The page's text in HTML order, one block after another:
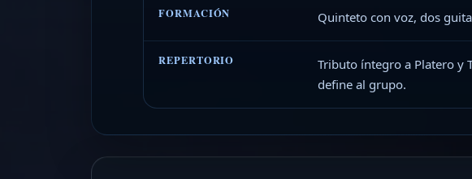
FORMACIÓN Quinteto con voz, dos
REPERTORIO
Tributo íntegro a Platero y
define al grupo.